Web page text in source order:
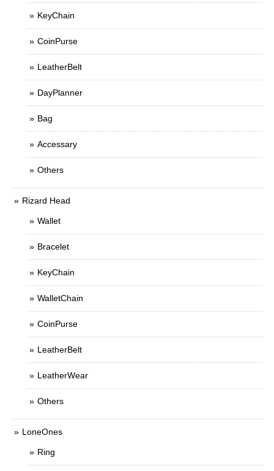
KeyChain
CoinPurse
LeatherBelt
DayPlanner
Bag
Accessary
Others
Rizard Head
Wallet
Bracelet
KeyChain
WalletChain
CoinPurse
LeatherBelt
LeatherWear
Others
LoneOnes
Ring